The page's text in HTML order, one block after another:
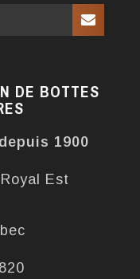
DE BOTTES
1900
Est